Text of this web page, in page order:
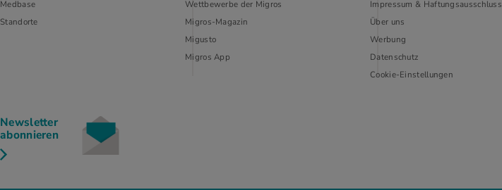
Medbase
Standorte
Wettbewerbe der Migros
Migros-Magazin
Migusto
Migros App
Impressum & Haftungsausschluss
Über uns
Werbung
Datenschutz
Cookie-Einstellungen
Newsletter
abonnieren